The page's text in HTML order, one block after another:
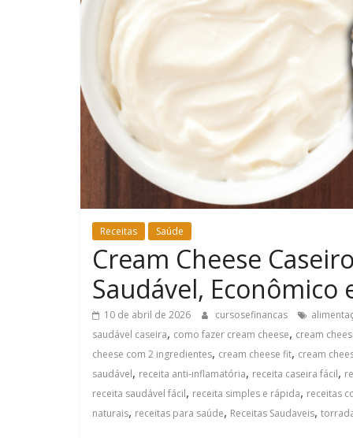
Receitas Saúde
Cream Cheese
Saudável,
10 de abril de 2026 cursosefinancas
saudável caseira, como fazer cream cheese, cream
cheese com 2 ingredientes, cream cheese fit, cream
saudável, receita anti-inflamatória, receita caseira fácil,
receita saudável fácil, receita simples e rápida, receitas
naturais, receitas para saúde, Receitas Saudaveis,